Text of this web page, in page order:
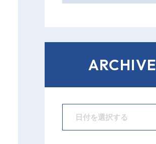
ARCHIVE
日付を選択する